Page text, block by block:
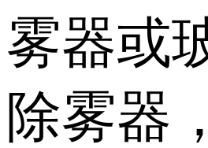
雾器或
除雾器